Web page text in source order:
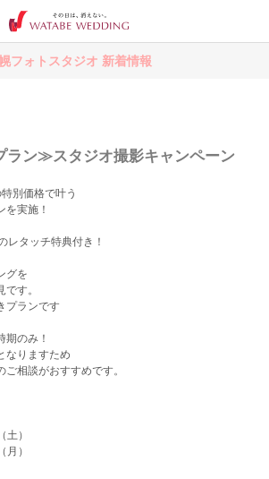
フォトスタジオ 新着情報
ラン≫スタジオ撮影キャンペーン
別価格で叶う
を実施！
レタッチ特典付き！
グを
す。
プランです
期のみ！
なりますため
相談がおすすめです。
）
）